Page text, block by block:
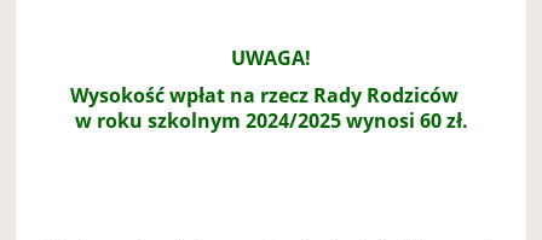
UWAGA!
Wysokość wpłat na rzecz Rady Rodziców
w roku szkolnym 2024/2025 wynosi 60 zł.